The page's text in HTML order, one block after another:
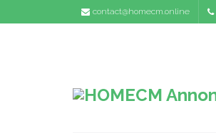
contact@homecm.online